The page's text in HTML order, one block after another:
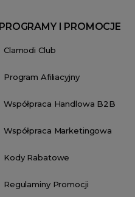
PROGRAMY I PROMOCJE
Clamodi Club
Program Afiliacyjny
Współpraca Handlowa B2B
Współpraca Marketingowa
Kody Rabatowe
Regulaminy Promocji